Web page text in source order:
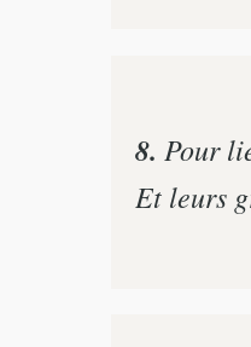
8. Pour
Et leurs